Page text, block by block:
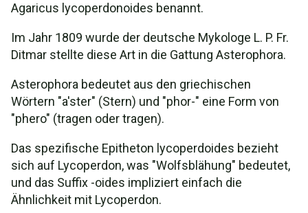
Agaricus lycoperdonoides benannt.
Im Jahr 1809 wurde der deutsche Mykologe L. P. Fr.
Ditmar stellte diese Art in die Gattung Asterophora.
Asterophora bedeutet aus den griechischen
Wörtern "a'ster" (Stern) und "phor-" eine Form von
"phero" (tragen oder tragen).
Das spezifische Epitheton lycoperdoides bezieht
sich auf Lycoperdon, was "Wolfsblähung" bedeutet,
und das Suffix -oides impliziert einfach die
Ähnlichkeit mit Lycoperdon.